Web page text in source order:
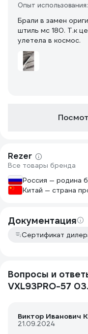
Опыт
Брали в замен
штиль мс 180. Т.к
улетела в космос.
Rezer
Все товары бренда
Россия — родина
Китай — страна
Документация
Сертификат
Вопросы и
VXL93PRO-57
Виктор Иванович
21.09.2024